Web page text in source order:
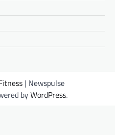
| Newspulse
byWordPress.